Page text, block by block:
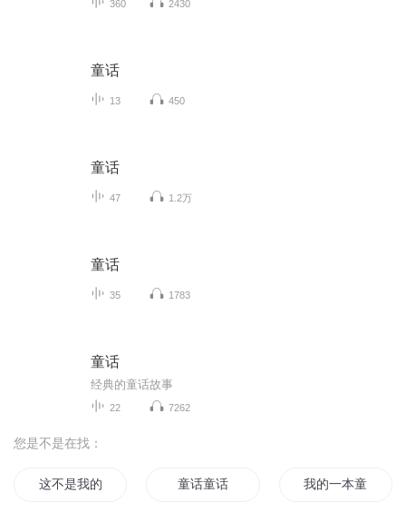
360 2430
童话
13 450
童话
47 1.2万
童话
35 1783
童话
经典的童话故事
22 7262
您是不是在找：
这不是我的童话 童话童话 我的一本童话书